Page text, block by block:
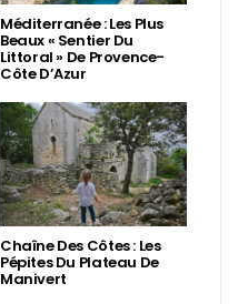
Méditerranée : Les Plus
Beaux « Sentier Du
Littoral » De Provence-
Côte D’Azur
Chaîne Des Côtes : Les
Pépites Du Plateau De
Manivert